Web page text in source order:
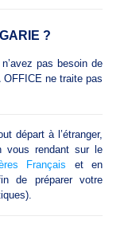
?
pas besoin de
ne traite pas
départ à l’étranger,
vous rendant sur le
Français et en
de préparer votre